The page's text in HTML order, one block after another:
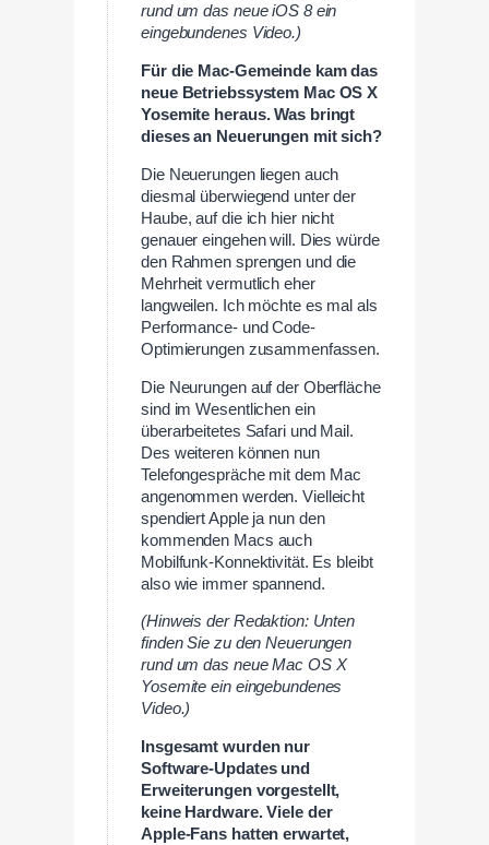
rund um das neue iOS 8 ein
eingebundenes Video.)
Für die Mac-Gemeinde kam das
neue Betriebssystem Mac OS X
Yosemite heraus. Was bringt
dieses an Neuerungen mit sich?
Die Neuerungen liegen auch
diesmal überwiegend unter der
Haube, auf die ich hier nicht
genauer eingehen will. Dies würde
den Rahmen sprengen und die
Mehrheit vermutlich eher
langweilen. Ich möchte es mal als
Performance- und Code-
Optimierungen zusammenfassen.
Die Neurungen auf der Oberfläche
sind im Wesentlichen ein
überarbeitetes Safari und Mail.
Des weiteren können nun
Telefongespräche mit dem Mac
angenommen werden. Vielleicht
spendiert Apple ja nun den
kommenden Macs auch
Mobilfunk-Konnektivität. Es bleibt
also wie immer spannend.
(Hinweis der Redaktion: Unten
finden Sie zu den Neuerungen
rund um das neue Mac OS X
Yosemite ein eingebundenes
Video.)
Insgesamt wurden nur
Software-Updates und
Erweiterungen vorgestellt,
keine Hardware. Viele der
Apple-Fans hatten erwartet,